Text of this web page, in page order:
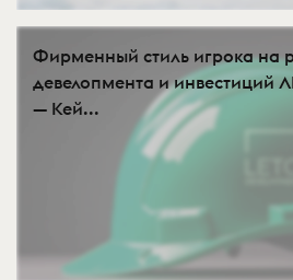
Фирменный стиль игрока на
девелопмента и
— Кей...